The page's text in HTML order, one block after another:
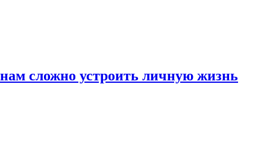
сложно устроить личную жизнь